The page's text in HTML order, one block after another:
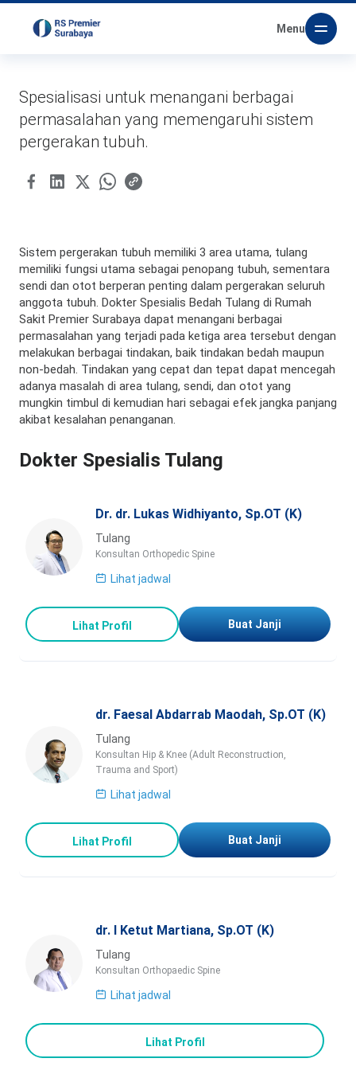
Menu
Spesialisasi untuk menangani berbagai
permasalahan yang memengaruhi sistem
pergerakan tubuh.
Sistem pergerakan tubuh memiliki 3 area utama, tulang
memiliki fungsi utama sebagai penopang tubuh, sementara
sendi dan otot berperan penting dalam pergerakan seluruh
anggota tubuh. Dokter Spesialis Bedah Tulang di Rumah
Sakit Premier Surabaya dapat menangani berbagai
permasalahan yang terjadi pada ketiga area tersebut dengan
melakukan berbagai tindakan, baik tindakan bedah maupun
non-bedah. Tindakan yang cepat dan tepat dapat mencegah
adanya masalah di area tulang, sendi, dan otot yang
mungkin timbul di kemudian hari sebagai efek jangka panjang
akibat kesalahan penanganan.
Dokter Spesialis Tulang
Dr. dr. Lukas Widhiyanto, Sp.OT (K)
Tulang
Konsultan Orthopedic Spine
Lihat jadwal
Lihat Profil Buat Janji
dr. Faesal Abdarrab Maodah, Sp.OT (K)
Tulang
Konsultan Hip & Knee (Adult Reconstruction,
Trauma and Sport)
Lihat jadwal
Lihat Profil Buat Janji
dr. I Ketut Martiana, Sp.OT (K)
Tulang
Konsultan Orthopaedic Spine
Lihat jadwal
Lihat Profil